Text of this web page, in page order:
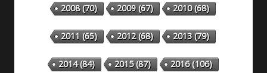
2008(70) 2009(67) 2010(68)
2011 (65) 2012(68) 2013(79)
2014(84) 2015(87) 2016(106)